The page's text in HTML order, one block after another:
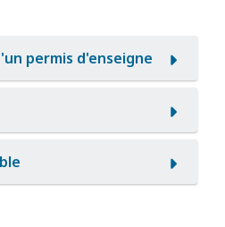
permis d'enseigne